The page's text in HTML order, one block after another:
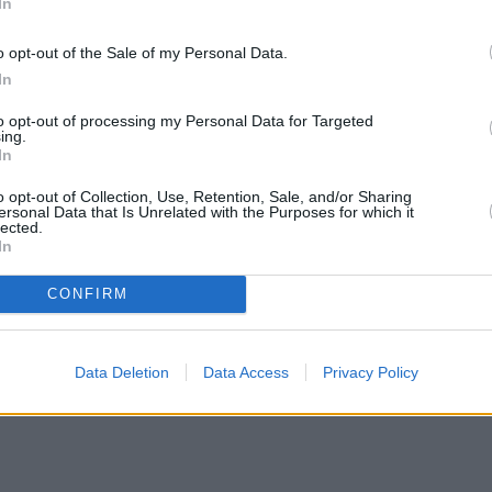
opt-out of the Sale of my Personal Data.
opt-out of processing my Personal Data for Targeted
opt-out of Collection, Use, Retention, Sale, and/or Sharing
Data that Is Unrelated with the Purposes for which it
CONFIRM
Data Deletion Data Access Privacy Policy